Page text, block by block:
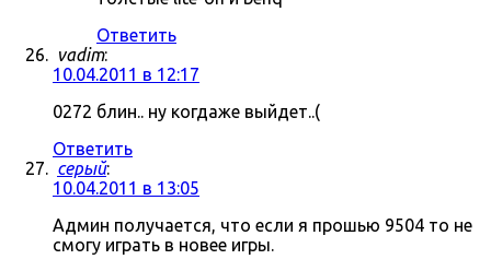
Ответить
vadim:
10.04.2011 в 12:17
0272 блин.. ну когдаже выйдет..(
Ответить
серый:
10.04.2011 в 13:05
Админ получается, что если я прошью 9504 то не
смогу играть в новее игры.